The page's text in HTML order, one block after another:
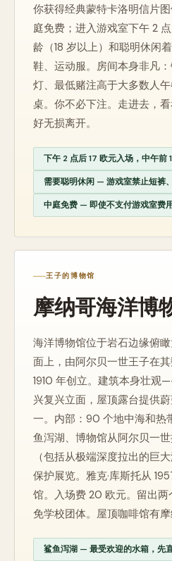
你获得经典蒙特卡洛明信片图
庭免费；进入游戏室下午 2 点
龄（18 岁以上）和聪明休闲
鞋、运动服。房间本身非凡：
灯、最低赌注高于大多数人午
桌。你不必下注。走进去，看
好无损离开。
下午 2 点后 17 欧元入场，中午
需要聪明休闲 — 游戏室禁止短裤
中庭免费 — 即使不支付游戏室费
王子的博物馆
摩纳哥海洋博
海洋博物馆位于岩石边缘俯瞰
面上，由阿尔贝一世王子在其
1910 年创立。建筑本身壮观
兴复兴立面，屋顶露台提供蔚
一。内部：90 个地中海和热
鱼泻湖、博物馆从阿尔贝一世
（包括从极端深度拉出的巨
保护展览。雅克·库斯托从
馆。入场费 20 欧元。留出两
免学校团体。屋顶咖啡馆有摩
鲨鱼泻湖 — 最受欢迎的水箱，先